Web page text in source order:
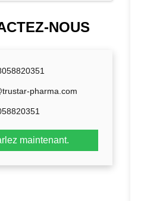
NOUS
pharma.com
maintenant.